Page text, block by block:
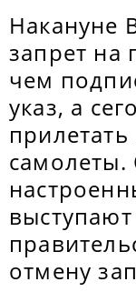
Накануне
запрет на
чем
указ, а
отмену